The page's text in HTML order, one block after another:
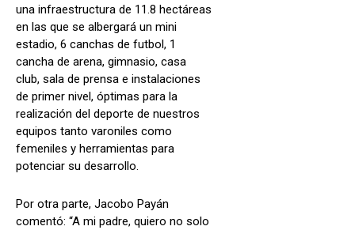
una infraestructura de 11.8 hectáreas
en las que se albergará un mini
estadio, 6 canchas de futbol, 1
cancha de arena, gimnasio, casa
club, sala de prensa e instalaciones
de primer nivel, óptimas para la
realización del deporte de nuestros
equipos tanto varoniles como
femeniles y herramientas para
potenciar su desarrollo.
Por otra parte, Jacobo Payán
comentó: “A mi padre, quiero no solo